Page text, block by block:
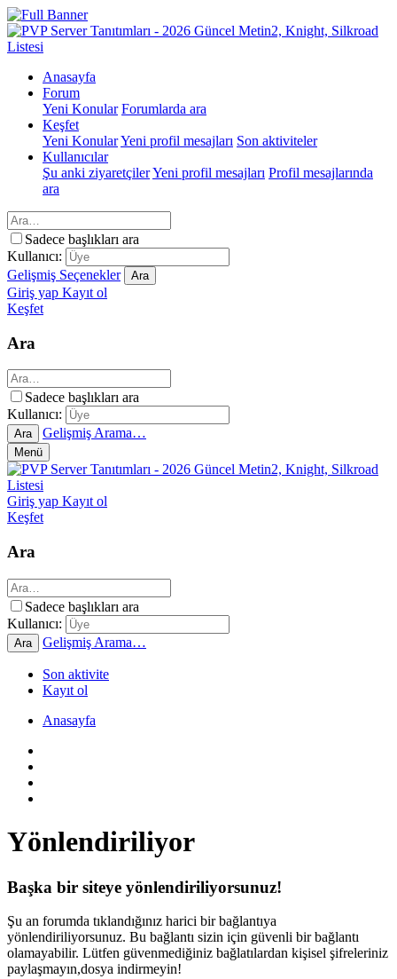
Anasayfa
Forum
Yeni Konular Forumlarda ara
Keşfet
Yeni KonularYeni profil mesajları Son aktiviteler
Kullanıcılar
Şu anki ziyaretçilerYeni profil mesajları Profil mesajlarında
ara
Sadece başlıkları ara
Kullanıcı:
Gelişmiş Seçenekler
Ara
Giriş yap Kayıt ol
Keşfet
Ara
Sadece başlıkları ara
Kullanıcı:
Ara Gelişmiş Arama…
Menü
Giriş yap Kayıt ol
Keşfet
Ara
Sadece başlıkları ara
Kullanıcı:
Ara Gelişmiş Arama…
Son aktivite
Kayıt ol
Anasayfa
Yönlendiriliyor
Başka bir siteye yönlendiriliyorsunuz!
Şu an forumda tıklandığınız harici bir bağlantıya
yönlendiriliyorsunuz. Bu bağlantı sizin için güvenli bir bağlantı
olamayabilir. Lütfen güvenmediğiniz bağlatılardan kişisel şifreleriniz
paylaşmayın,dosya indirmeyin!